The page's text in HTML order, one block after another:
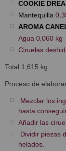
COOKIE
Mantequilla
AROMA
Agua 0,060 kg
Ciruelas
Total 1,615 kg
Proceso de
Mezclar los
hasta
Añadir las
Dividir piezas
helados.